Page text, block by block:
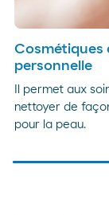
Cosmétiques
personnelle
Il permet aux
nettoyer de
pour la peau.